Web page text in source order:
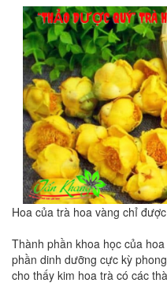
Hoa của trà hoa vàng chỉ
Thành phần khoa học của
phần dinh dưỡng cực kỳ
cho thấy kim hoa trà có các